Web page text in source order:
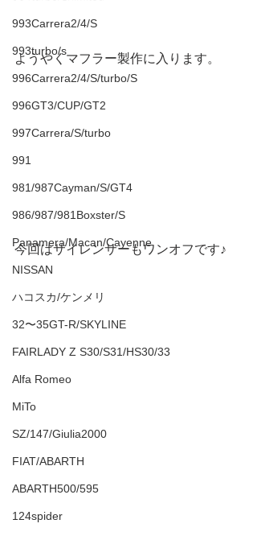
993Carrera2/4/S
993turbo/s
996Carrera2/4/S/turbo/S
996GT3/CUP/GT2
997Carrera/S/turbo
991
981/987Cayman/S/GT4
986/987/981Boxster/S
Panamera/Macan/Cayenne
NISSAN
ハコスカ/ケンメリ
32〜35GT-R/SKYLINE
FAIRLADY Z S30/S31/HS30/33
Alfa Romeo
MiTo
SZ/147/Giulia2000
FIAT/ABARTH
ABARTH500/595
124spider
ようやくマフラー製作に入ります。
今回はサイレンサーもワンオフです♪